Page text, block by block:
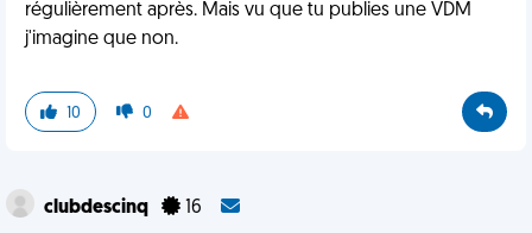
régulièrement après. Mais vu que tu publies une VDM
j'imagine que non.
10 0
clubdescinq 16